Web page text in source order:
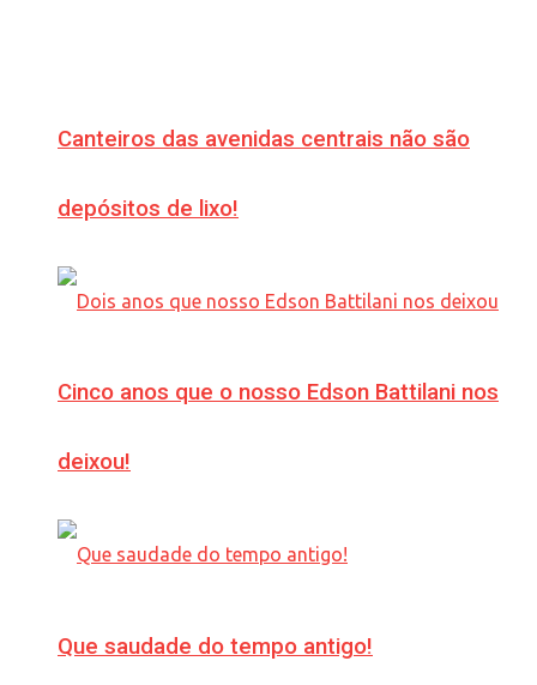
Canteiros das avenidas centrais não são
depósitos de lixo!
Cinco anos que o nosso Edson Battilani nos
deixou!
Que saudade do tempo antigo!